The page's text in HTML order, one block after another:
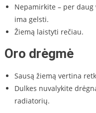
Nepamirkite – per
ima gelsti.
Žiemą laistyti rečiau.
Oro drėgmė
Sausą žiemą vertina
Dulkes nuvalykite
radiatorių.